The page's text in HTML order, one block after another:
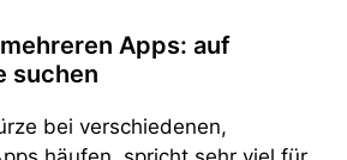
Apps: auf
suchen
bei verschiedenen,